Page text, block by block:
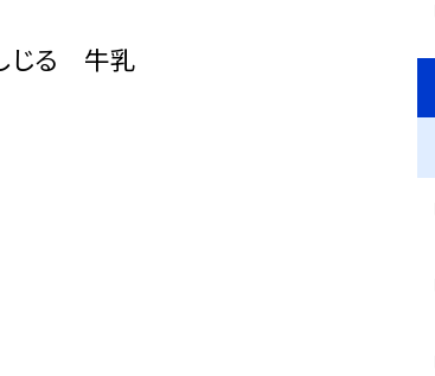
じる 牛乳